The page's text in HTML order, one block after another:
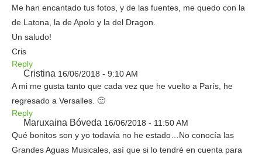
Me han encantado tus fotos, y de las fuentes, me quedo con la
de Latona, la de Apolo y la del Dragon.
Un saludo!
Cris
Reply
Cristina 16/06/2018 - 9:10 AM
A mi me gusta tanto que cada vez que he vuelto a París, he
regresado a Versalles. 🙂
Reply
Maruxaina Bóveda 16/06/2018 - 11:50 AM
Qué bonitos son y yo todavía no he estado…No conocía las
Grandes Aguas Musicales, así que si lo tendré en cuenta para